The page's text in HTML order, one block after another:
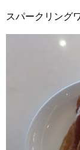
スパークリング